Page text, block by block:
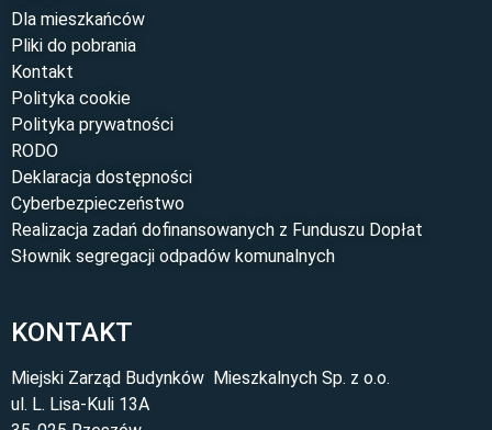
KONTAKT
Miejski Zarząd Budynków Mieszkalnych Sp. z o.o.
ul. L. Lisa-Kuli 13A
Dla mieszkańców
Pliki do pobrania
Kontakt
Polityka cookie
Polityka prywatności
RODO
Deklaracja dostępności
Cyberbezpieczeństwo
Realizacja zadań dofinansowanych z Funduszu Dopłat
Słownik segregacji odpadów komunalnych